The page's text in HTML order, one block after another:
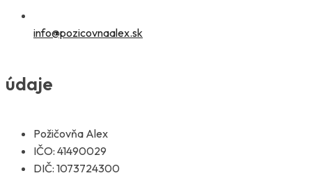
info@pozicovnaalex.sk
údaje
Požičovňa Alex
IČO: 41490029
DIČ: 1073724300